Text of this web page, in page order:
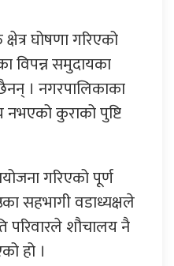
घोषणा गरिएको
विपन्न समुदायका
। नगरपालिकाका
कुराको पुष्टि
गरिएको पूर्ण
सहभागी वडाध्यक्षले
परिवारले शौचालय नै
हो ।